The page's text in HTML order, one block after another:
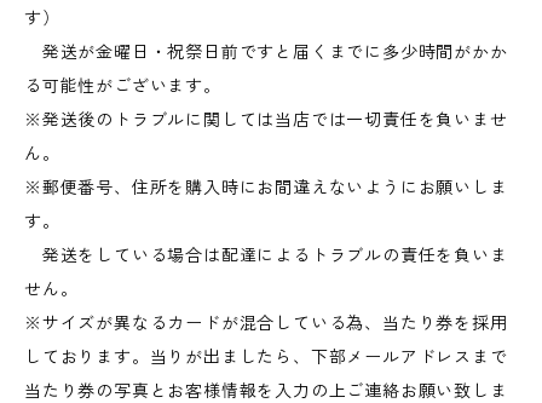
す）
発送が金曜日・祝祭日前ですと届くまでに多少時間がかか
る可能性がございます。
※発送後のトラブルに関しては当店では一切責任を負いませ
ん。
※郵便番号、住所を購入時にお間違えないようにお願いしま
す。
発送をしている場合は配達によるトラブルの責任を負いま
せん。
※サイズが異なるカードが混合している為、当たり券を採用
しております。当りが出ましたら、下部メールアドレスまで
当たり券の写真とお客様情報を入力の上ご連絡お願い致しま